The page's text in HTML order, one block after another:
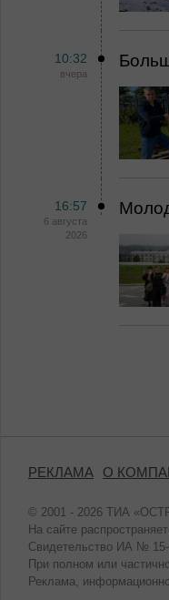
10:32
вчера
16:57
6 августа
2026
РЕКЛАМА О
© 2001 - 2026 ТИА
На сайте
Свидетельство ИА № 15-
При полном или
Реклама,